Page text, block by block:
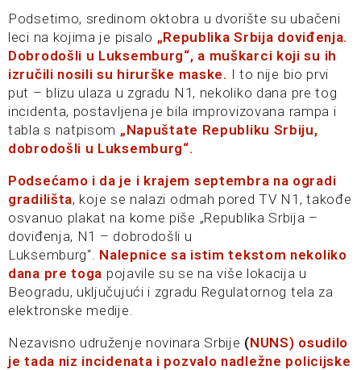
Podsetimo, sredinom oktobra u dvorište su ubačeni
leci na kojima je pisalo „Republika Srbija doviđenja.
Dobrodošli u Luksemburg“, a muškarci koji su ih
izručili nosili su hirurške maske. I to nije bio prvi
put – blizu ulaza u zgradu N1, nekoliko dana pre tog
incidenta, postavljena je bila improvizovana rampa i
tabla s natpisom „Napuštate Republiku Srbiju,
dobrodošli u Luksemburg“.
Podsećamo i da je i krajem septembra na ogradi
gradilišta, koje se nalazi odmah pored TV N1, takođe
osvanuo plakat na kome piše „Republika Srbija –
doviđenja, N1 – dobrodošli u
Luksemburg“. Nalepnice sa istim tekstom nekoliko
dana pre toga pojavile su se na više lokacija u
Beogradu, uključujući i zgradu Regulatornog tela za
elektronske medije.
Nezavisno udruženje novinara Srbije (NUNS) osudilo
je tada niz incidenata i pozvalo nadležne policijske